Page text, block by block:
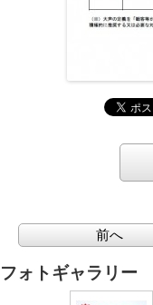
前へ
フォトギャラリー